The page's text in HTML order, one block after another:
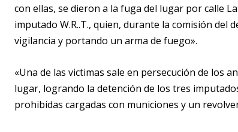
con ellas, se dieron a la fuga del lugar por calle
imputado W.R..T., quien, durante la comisión del
vigilancia y portando un arma de fuego».
«Una de las victimas sale en persecución de los
lugar, logrando la detención de los tres
prohibidas cargadas con municiones y un